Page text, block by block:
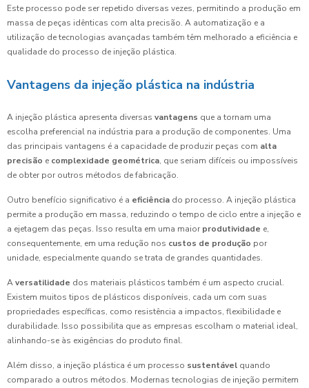
Este processo pode ser repetido diversas vezes, permitindo a produção em
massa de peças idênticas com alta precisão. A automatização e a
utilização de tecnologias avançadas também têm melhorado a eficiência e
qualidade do processo de injeção plástica.
Vantagens da injeção plástica na indústria
A injeção plástica apresenta diversas vantagens que a tornam uma
escolha preferencial na indústria para a produção de componentes. Uma
das principais vantagens é a capacidade de produzir peças com alta
precisão e complexidade geométrica, que seriam difíceis ou impossíveis
de obter por outros métodos de fabricação.
Outro benefício significativo é a eficiência do processo. A injeção plástica
permite a produção em massa, reduzindo o tempo de ciclo entre a injeção e
a ejetagem das peças. Isso resulta em uma maior produtividade e,
consequentemente, em uma redução nos custos de produção por
unidade, especialmente quando se trata de grandes quantidades.
Aversatilidade dos materiais plásticos também é um aspecto crucial.
Existem muitos tipos de plásticos disponíveis, cada um com suas
propriedades específicas, como resistência a impactos, flexibilidade e
durabilidade. Isso possibilita que as empresas escolham o material ideal,
alinhando-se às exigências do produto final.
Além disso, a injeção plástica é um processo sustentável quando
comparado a outros métodos. Modernas tecnologias de injeção permitem